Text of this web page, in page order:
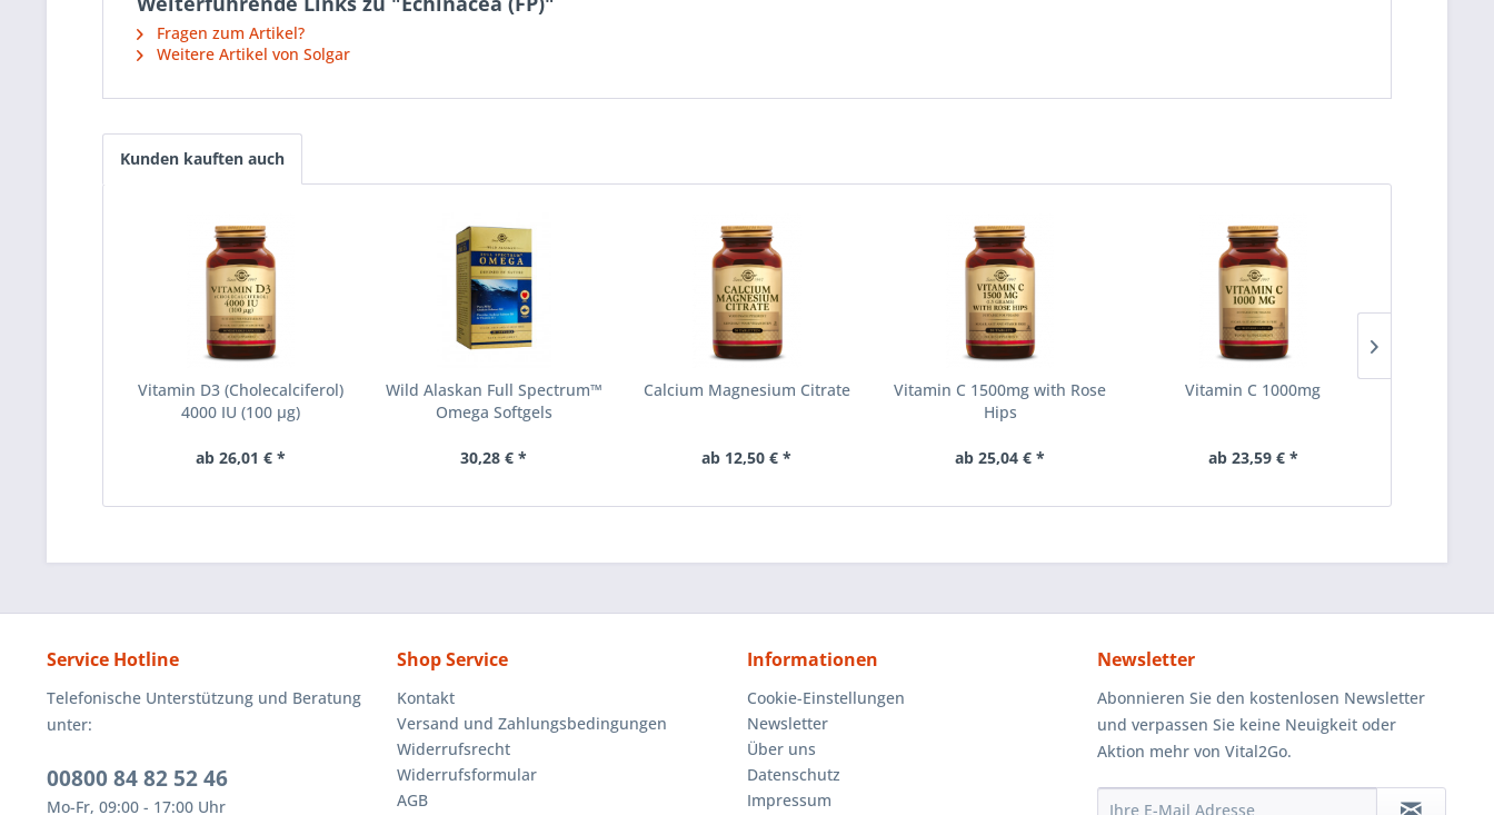
Fragen zum Artikel?
Weitere Artikel von Solgar
Kunden kauften auch
Vitamin D3 (Cholecalciferol)
4000 IU (100 µg)
ab 26,01 € *
Wild Alaskan Full Spectrum™
Omega Softgels
30,28 € *
Calcium Magnesium Citrate
ab 12,50 € *
Vitamin C 1500mg with Rose
Hips
ab 25,04 € *
Vitamin C 1000mg
ab 23,59 € *
Service Hotline
Telefonische Unterstützung und Beratung
unter:
00800 84 82 52 46
Mo-Fr, 09:00 - 17:00 Uhr
Shop Service
Kontakt
Versand und Zahlungsbedingungen
Widerrufsrecht
Widerrufsformular
AGB
Informationen
Cookie-Einstellungen
Newsletter
Über uns
Datenschutz
Impressum
Newsletter
Abonnieren Sie den kostenlosen Newsletter
und verpassen Sie keine Neuigkeit oder
Aktion mehr von Vital2Go.